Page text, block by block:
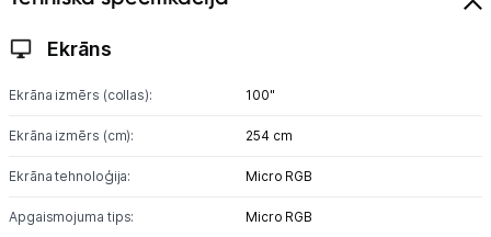
Ekrāns
Ekrāna izmērs (collas): 100"
Ekrāna izmērs (cm): 254 cm
Ekrāna tehnoloģija: Micro RGB
Apgaismojuma tips: Micro RGB